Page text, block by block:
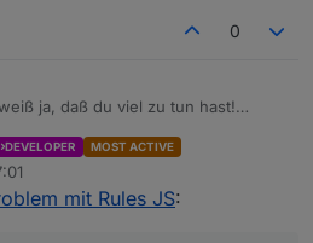
0
ja, daß du viel zu tun hast!
Zufall drauf gekommen. Ich
täglich eine rule. Dann
DEVELOPER MOST ACTIVE
mit Rules JS: